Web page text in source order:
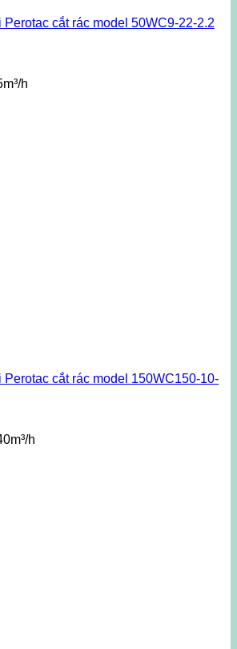
cắt rác model 50WC9-22-2.2
h
cắt rác model 150WC150-10-
h